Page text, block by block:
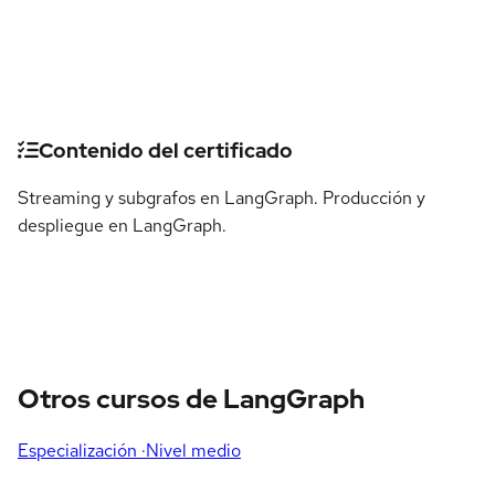
Detalles del curso
Contenido del certificado
Streaming y subgrafos en LangGraph. Producción y
despliegue en LangGraph.
Otros cursos de LangGraph
Especialización ·Nivel medio